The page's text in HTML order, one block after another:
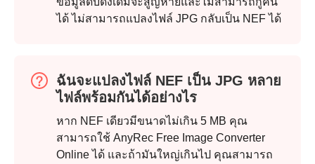
ขั้นตอนที่
ได้ ไม่สามารถแปลงไฟล์ JPG กลับเป็น NEF ได้
ฉันจะแปลงไฟล์ NEF เป็น JPG หลาย
ไฟล์พร้อมกันได้อย่างไร
หาก NEF เดียวมีขนาดไม่เกิน 5 MB คุณ
สามารถใช้ AnyRec Free Image Converter
Online ได้ และถ้ามันใหญ่เกินไป คุณสามารถ